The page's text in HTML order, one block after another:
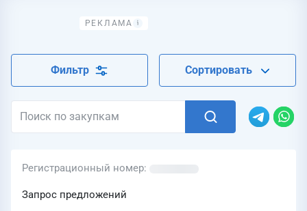
Фильтр Сортировать
Регистрационный номер
Запрос предложений